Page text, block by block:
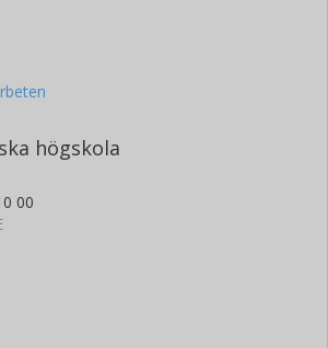
högskola
00